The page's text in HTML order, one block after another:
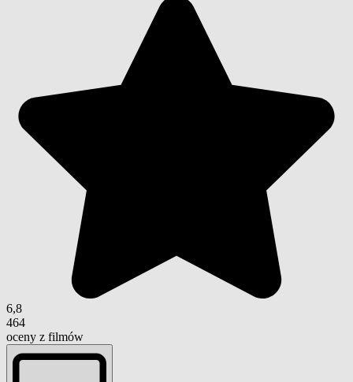
6,8
464
oceny z filmów